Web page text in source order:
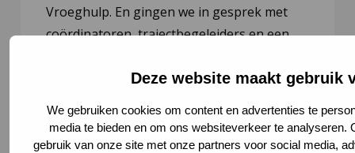
Deze website maakt gebruik
We gebruiken cookies om content en advertenties te
media te bieden en om ons websiteverkeer te analyseren.
gebruik van onze site met onze partners voor social media,
Vroeghulp. En gingen we in gesprek met
coördinatoren, trajectbegeleiders en een
Lees meer